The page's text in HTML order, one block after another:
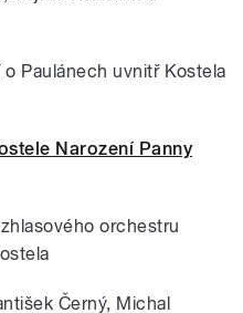
Paulánech uvnitř Kostela
Narození Panny
orchestru
Černý, Michal